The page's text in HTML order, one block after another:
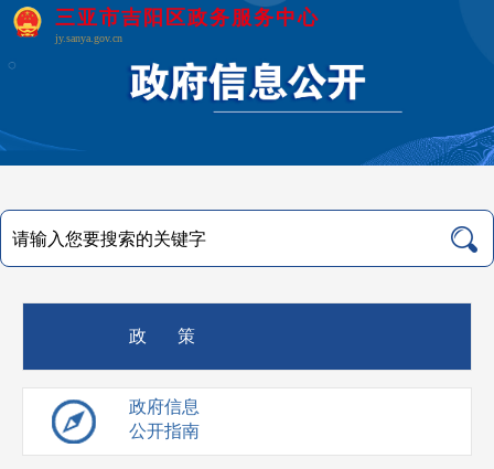
三亚市吉阳区政务服务中心
jy.sanya.gov.cn
政 策
政府信息
公开指南